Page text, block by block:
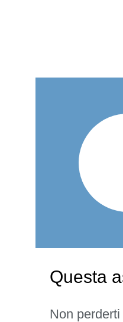
Questa
Non